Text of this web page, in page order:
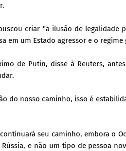
criar "a ilusão de legalidade
em um Estado agressor e o
de Putin, disse à Reuters,
do nosso caminho, isso é
seu caminho, embora o
e não um tipo de pessoa